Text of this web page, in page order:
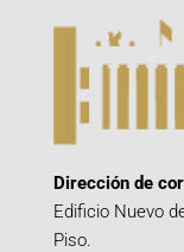
Dirección de
Edificio Nuevo
Piso.